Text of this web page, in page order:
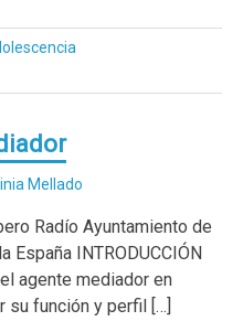
Mellado
Radío Ayuntamiento de
España INTRODUCCIÓN
agente mediador en
su función y perfil […]